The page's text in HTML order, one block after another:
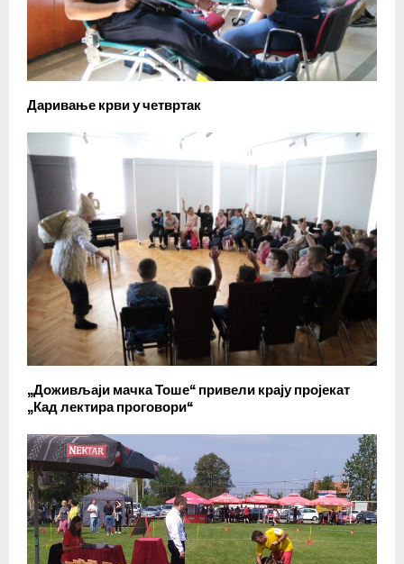
Даривање крви у четвртак
„Доживљаји мачка Тоше“ привели крају пројекат
„Кад лектира проговори“